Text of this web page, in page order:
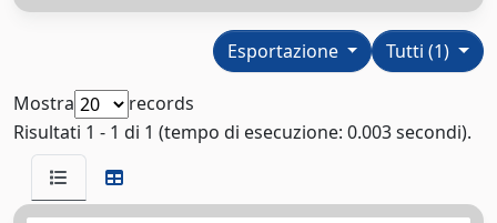
Tutti (1)
Esportazione
Mostra
records
Risultati 1 - 1 di 1 (tempo di esecuzione: 0.003 secondi).